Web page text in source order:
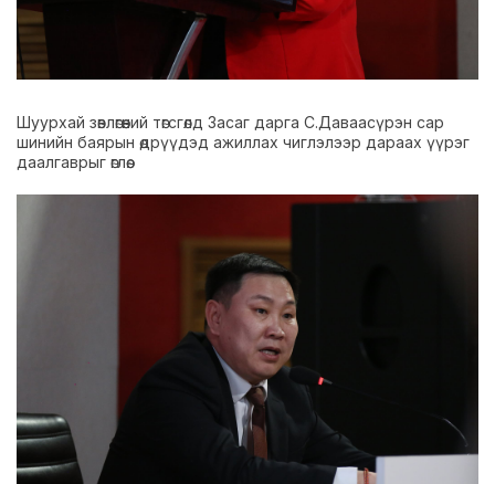
Шуурхай зөвлөгөөний төгсгөлд Засаг дарга С.Даваасүрэн сар
шинийн баярын өдрүүдэд ажиллах чиглэлээр дараах үүрэг
даалгаврыг өглөө.